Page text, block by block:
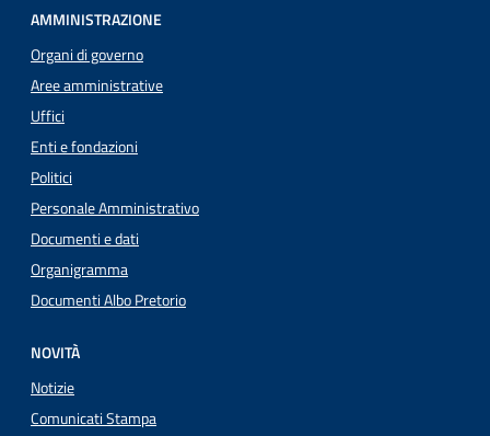
AMMINISTRAZIONE
Organi di governo
Aree amministrative
Uffici
Enti e fondazioni
Politici
Personale Amministrativo
Documenti e dati
Organigramma
Documenti Albo Pretorio
NOVITÀ
Notizie
Comunicati Stampa